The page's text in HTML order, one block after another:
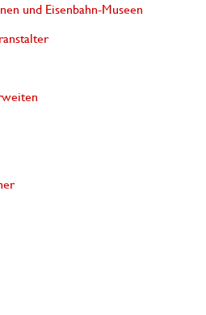
und Eisenbahn-Museen